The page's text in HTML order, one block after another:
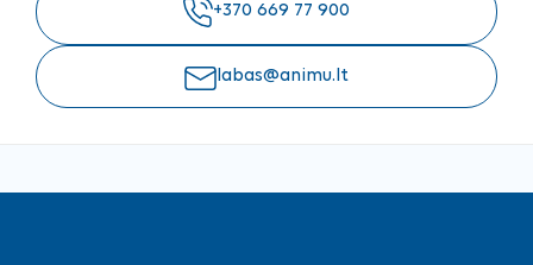
+370 669 77 900
labas@animu.lt